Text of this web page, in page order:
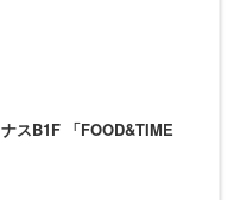
スB1F 「FOOD&TIME